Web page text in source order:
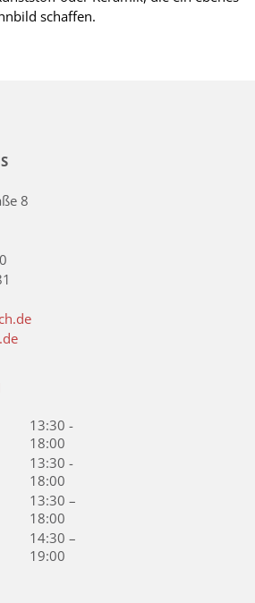
schaffen.
8
13:30 -
18:00
13:30 -
18:00
13:30 –
18:00
14:30 –
19:00